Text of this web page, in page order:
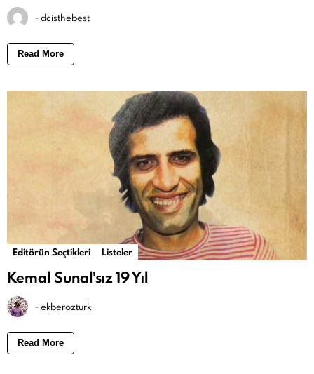
-dcisthebest
Read More
Editörün Seçtikleri Listeler
Kemal Sunal'sız 19 Yıl
-ekberozturk
Read More